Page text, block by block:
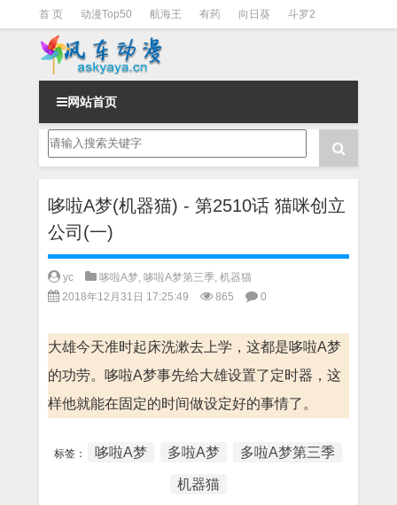
首 页 动漫Top50 航海王 有药 向日葵 斗罗2
斗罗3 火影 一拳超人
网站首页
哆啦A梦(机器猫) - 第2510话 猫咪创立
公司(一)
yc 哆啦A梦, 哆啦A梦第三季, 机器猫
2018年12月31日 17:25:49
865 0
大雄今天准时起床洗漱去上学，这都是哆啦A梦
的功劳。哆啦A梦事先给大雄设置了定时器，这
样他就能在固定的时间做设定好的事情了。
标签： 哆啦A梦 多啦A梦 多啦A梦第三季
机器猫